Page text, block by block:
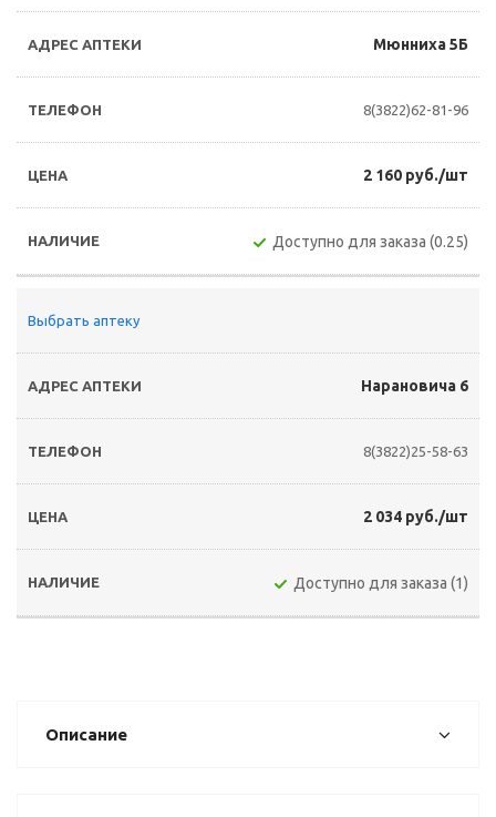
Мюнниха 5Б
8(3822)62-81-96
2 160 руб./шт
Доступно для заказа (0.25)
Выбрать аптеку
Нарановича 6
8(3822)25-58-63
2 034 руб./шт
Доступно для заказа (1)
Описание